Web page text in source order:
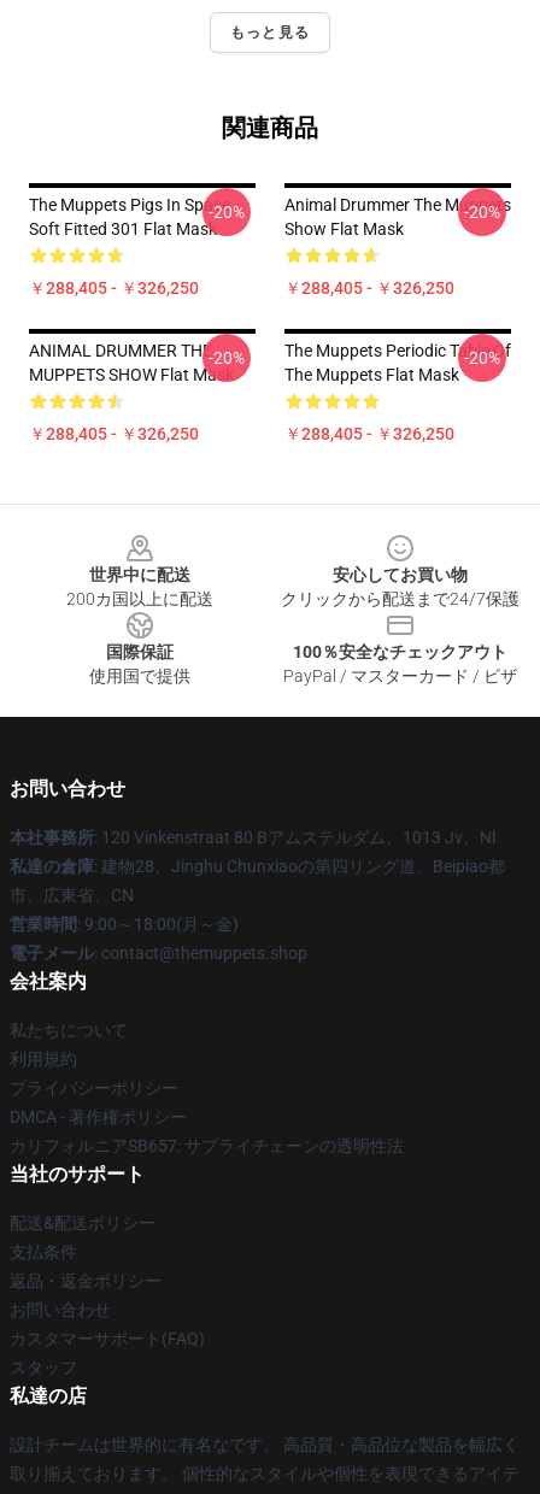
もっと見る
関連商品
The Muppets Pigs In Space
Soft Fitted 301 Flat Mask
￥288,405 - ￥326,250
-20%
Animal Drummer The Muppets
Show Flat Mask
￥288,405 - ￥326,250
-20%
ANIMAL DRUMMER THE
MUPPETS SHOW Flat Mask
￥288,405 - ￥326,250
-20%
The Muppets Periodic Table Of
The Muppets Flat Mask
￥288,405 - ￥326,250
-20%
世界中に配送
200カ国以上に配送
安心してお買い物
クリックから配送まで24/7保護
国際保証
使用国で提供
100％安全なチェックアウト
PayPal / マスターカード / ビザ
お問い合わせ
本社事務所: 120 Vinkenstraat 80 Bアムステルダム、1013 Jv、Nl
私達の倉庫: 建物28、Jinghu Chunxiaoの第四リング道、Beipiao都
市、広東省、CN
営業時間: 9:00～18:00(月～金)
電子メール: contact@themuppets.shop
会社案内
私たちについて
利用規約
プライバシーポリシー
DMCA - 著作権ポリシー
カリフォルニアSB657: サプライチェーンの透明性法
当社のサポート
配送&配送ポリシー
支払条件
返品・返金ポリシー
お問い合わせ
カスタマーサポート(FAQ)
スタッフ
私達の店
設計チームは世界的に有名なです。 高品質・高品位な製品を幅広く
取り揃えております。 個性的なスタイルや個性を表現できるアイテ